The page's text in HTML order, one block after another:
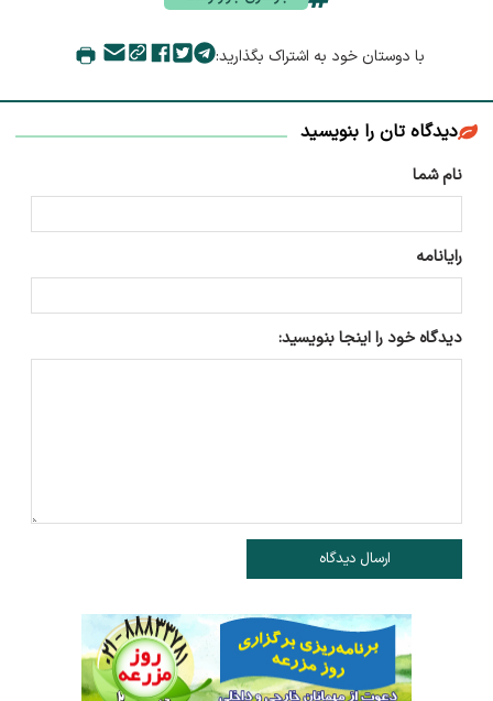
با دوستان خود به اشتراک بگذارید:
دیدگاه تان را بنویسید
نام شما
رایانامه
دیدگاه خود را اینجا بنویسید:
ارسال دیدگاه